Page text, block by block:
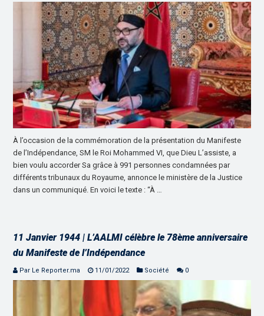
À l’occasion de la commémoration de la présentation du Manifeste
de l’Indépendance, SM le Roi Mohammed VI, que Dieu L’assiste, a
bien voulu accorder Sa grâce à 991 personnes condamnées par
différents tribunaux du Royaume, annonce le ministère de la Justice
dans un communiqué. En voici le texte : “À …
11 Janvier 1944 | L’AALMI célèbre le 78ème anniversaire
du Manifeste de l’Indépendance
Par Le Reporter.ma 11/01/2022 Société 0